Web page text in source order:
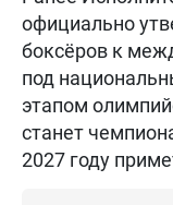
официально
боксёров к
под
этапом
станет
2027 году